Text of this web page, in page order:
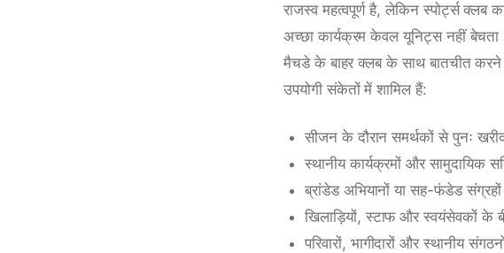
राजस्व महत्वपूर्ण है, लेकिन स्पोर्ट्स क्लब
अच्छा कार्यक्रम केवल यूनिट्स नहीं
मैचडे के बाहर क्लब के साथ बातचीत
उपयोगी संकेतों में शामिल हैं:
सीजन के दौरान समर्थकों से पुनः
स्थानीय कार्यक्रमों और सामुदायिक
ब्रांडेड अभियानों या सह-फंडेड संग्रहों
खिलाड़ियों, स्टाफ और स्वयंसेवकों के
परिवारों, भागीदारों और स्थानीय